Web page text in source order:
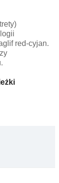
red-cyjan.